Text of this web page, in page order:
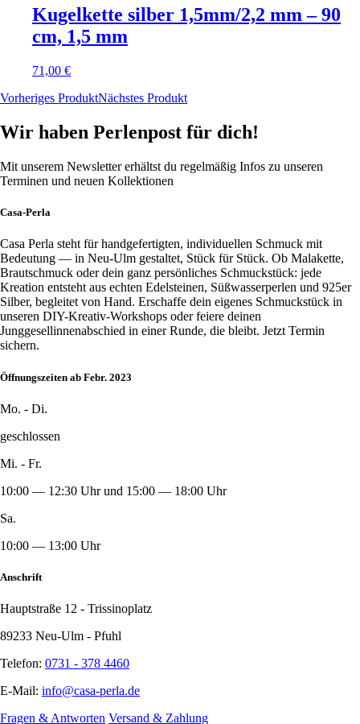
Kugelkette silber 1,5mm/2,2 mm – 90
cm, 1,5 mm
71,00 €
Vorheriges ProduktNächstes Produkt
Wir haben Perlenpost für dich!
Mit unserem Newsletter erhältst du regelmäßig Infos zu unseren
Terminen und neuen Kollektionen
Casa-Perla
Casa Perla steht für handgefertigten, individuellen Schmuck mit
Bedeutung — in Neu-Ulm gestaltet, Stück für Stück. Ob Malakette,
Brautschmuck oder dein ganz persönliches Schmuckstück: jede
Kreation entsteht aus echten Edelsteinen, Süßwasserperlen und 925er
Silber, begleitet von Hand. Erschaffe dein eigenes Schmuckstück in
unseren DIY-Kreativ-Workshops oder feiere deinen
Junggesellinnenabschied in einer Runde, die bleibt. Jetzt Termin
sichern.
Öffnungszeiten ab Febr. 2023
Mo. - Di.
geschlossen
Mi. - Fr.
10:00 — 12:30 Uhr und 15:00 — 18:00 Uhr
Sa.
10:00 — 13:00 Uhr
Anschrift
Hauptstraße 12 - Trissinoplatz
89233 Neu-Ulm - Pfuhl
Telefon: 0731 - 378 4460
E-Mail: info@casa-perla.de
Fragen & Antworten Versand & Zahlung